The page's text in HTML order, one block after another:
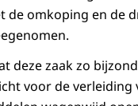
de omkoping en de
deze zaak zo
voor de